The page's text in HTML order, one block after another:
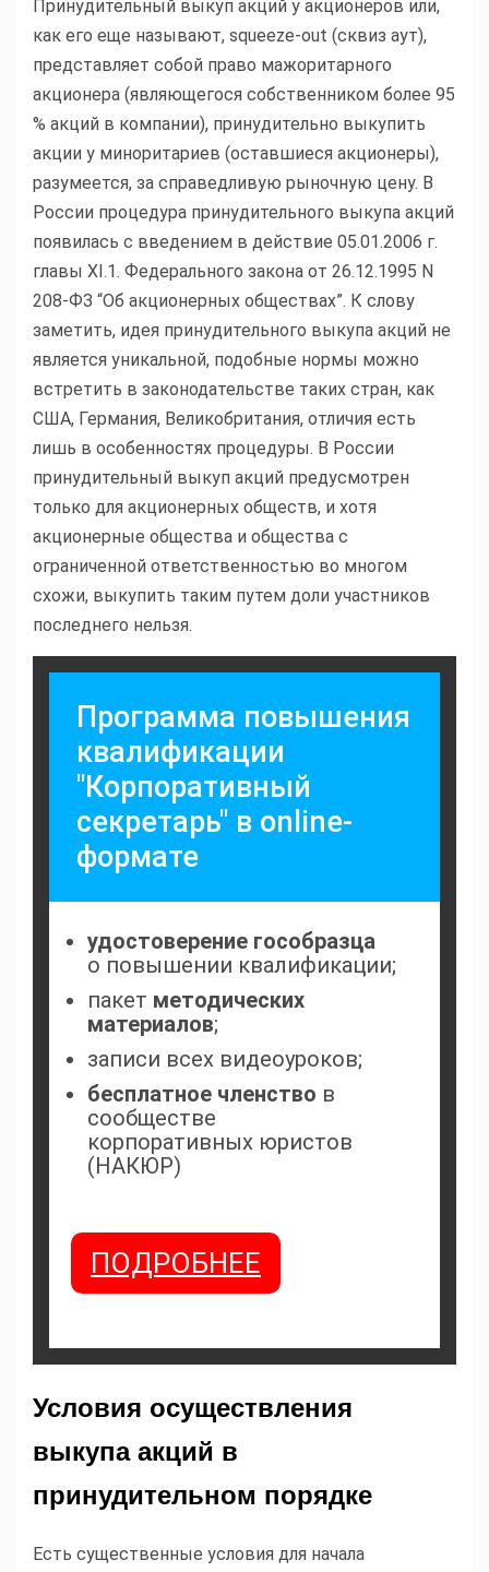
Принудительный выкуп акций у акционеров или,
как его еще называют, squeeze-out (сквиз аут),
представляет собой право мажоритарного
акционера (являющегося собственником более 95
% акций в компании), принудительно выкупить
акции у миноритариев (оставшиеся акционеры),
разумеется, за справедливую рыночную цену. В
России процедура принудительного выкупа акций
появилась с введением в действие 05.01.2006 г.
главы XI.1. Федерального закона от 26.12.1995 N
208-ФЗ “Об акционерных обществах”. К слову
заметить, идея принудительного выкупа акций не
является уникальной, подобные нормы можно
встретить в законодательстве таких стран, как
США, Германия, Великобритания, отличия есть
лишь в особенностях процедуры. В России
принудительный выкуп акций предусмотрен
только для акционерных обществ, и хотя
акционерные общества и общества с
ограниченной ответственностью во многом
схожи, выкупить таким путем доли участников
последнего нельзя.
Программа повышения
квалификации
"Корпоративный
секретарь" в online-
формате
удостоверение гособразца
о повышении квалификации;
пакет методических
материалов;
записи всех видеоуроков;
бесплатное членство в
сообществе
корпоративных юристов
(НАКЮР)
ПОДРОБНЕЕ
Условия осуществления
выкупа акций в
принудительном порядке
Есть существенные условия для начала